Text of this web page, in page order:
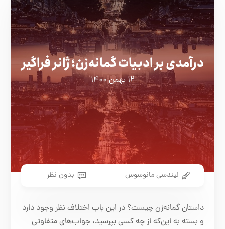
درآمدی بر ادبیات گمانه‌زن؛ ژانر فراگیر
۱۲ بهمن ۱۴۰۰
لیندسی مانوسوس بدون نظر
داستان گمانه‌زن چیست؟ در این باب اختلاف نظر وجود دارد
و بسته به این‌که از چه کسی بپرسید، جواب‌های متفاوتی